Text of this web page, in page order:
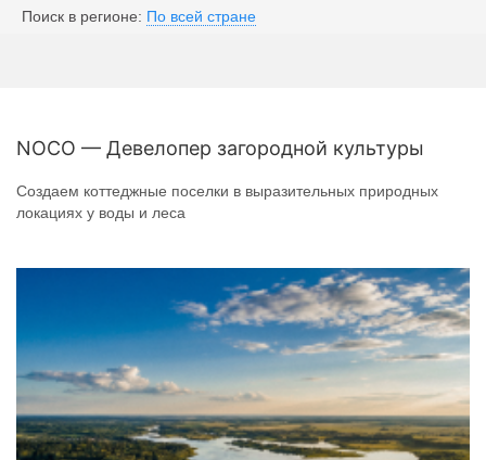
Поиск в регионе: По всей стране
NOCO — Девелопер загородной культуры
Создаем коттеджные поселки в выразительных природных
локациях у воды и леса